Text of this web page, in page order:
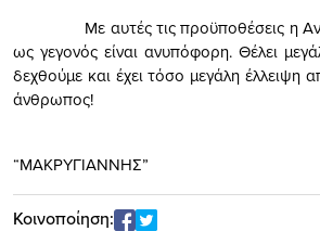
Με αυτές τις προϋποθέσεις η
ως γεγονός είναι ανυπόφορη. Θέλει
δεχθούμε και έχει τόσο μεγάλη έλλειψη
άνθρωπος!
“ΜΑΚΡΥΓΙΑΝΝΗΣ”
Κοινοποίηση: